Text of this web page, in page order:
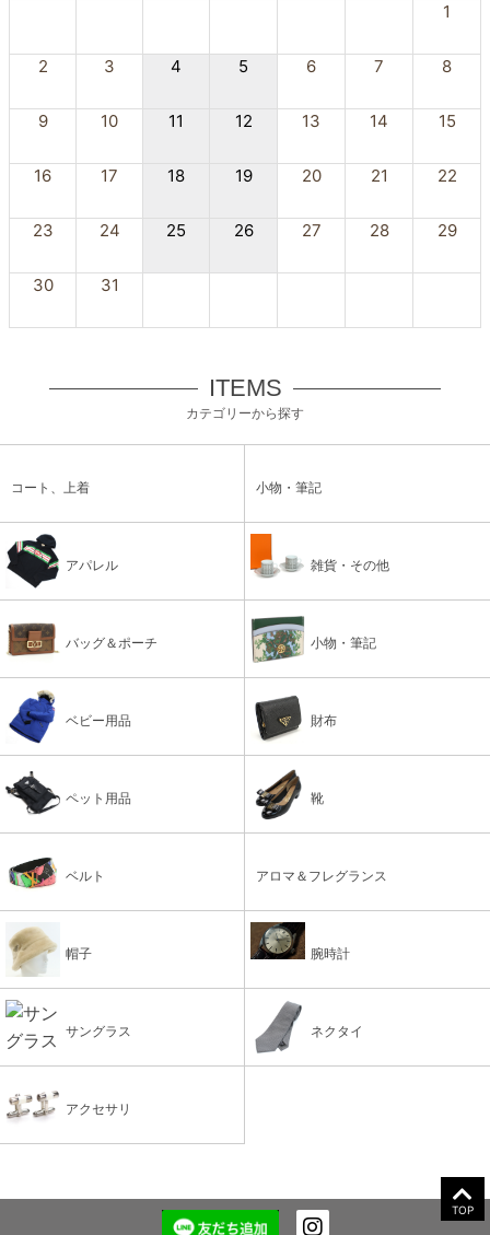
1
2 3 4 5 6 7 8
9 10 11 12 13 14 15
16 17 18 19 20 21 22
23 24 25 26 27 28 29
30 31
ITEMS
カテゴリーから探す
コート、上着 小物・筆記
アパレル 雑貨・その他
バッグ＆ポーチ 小物・筆記
ベビー用品 財布
ペット用品 靴
ベルト アロマ＆フレグランス
帽子 腕時計
サングラス ネクタイ
アクセサリ
TOP